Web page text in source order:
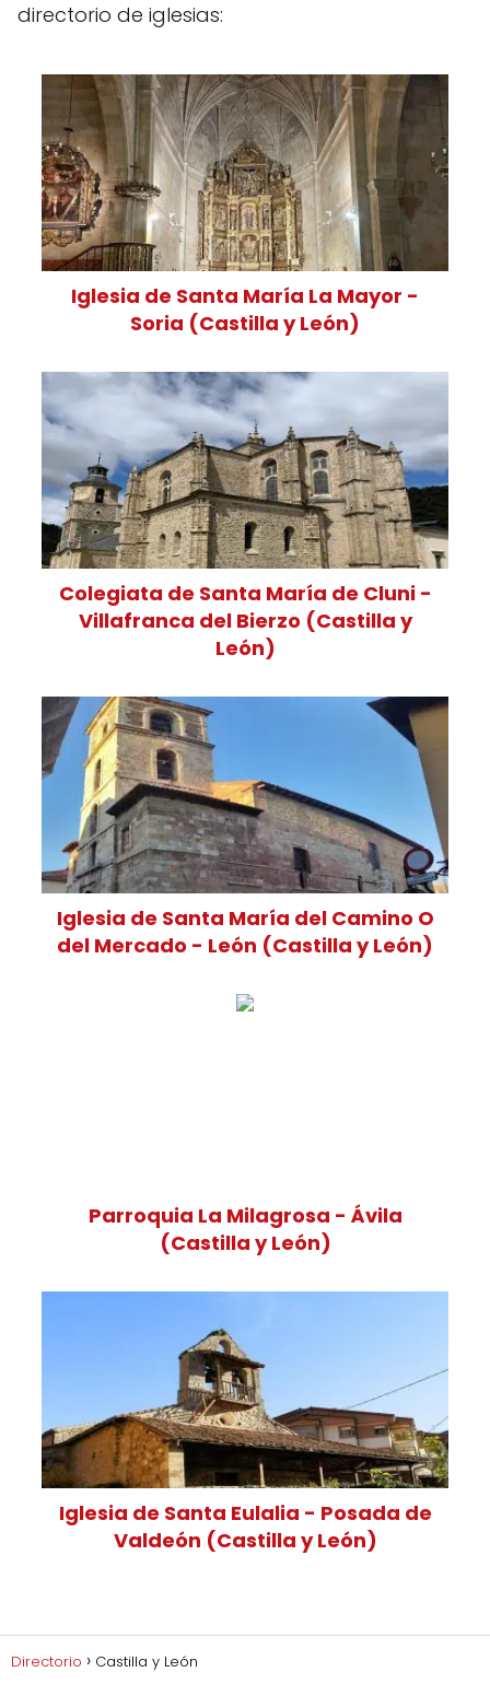
directorio de iglesias:
Iglesia de Santa María La Mayor -
Soria (Castilla y León)
Colegiata de Santa María de Cluni -
Villafranca del Bierzo (Castilla y
León)
Iglesia de Santa María del Camino O
del Mercado - León (Castilla y León)
Parroquia La Milagrosa - Ávila
(Castilla y León)
Iglesia de Santa Eulalia - Posada de
Valdeón (Castilla y León)
Directorio Castilla y León